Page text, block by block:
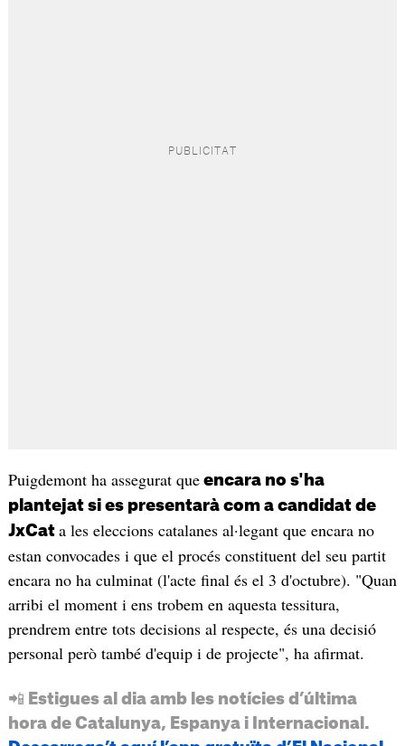
Puigdemont ha assegurat queencara no s'ha
plantejat si es presentarà com a candidat de
JxCat a les eleccions catalanes al·legant que encara no
estan convocades i que el procés constituent del seu partit
encara no ha culminat (l'acte final és el 3 d'octubre). "Quan
arribi el moment i ens trobem en aquesta tessitura,
prendrem entre tots decisions al respecte, és una decisió
personal però també d'equip i de projecte", ha afirmat.
📲 Estigues al dia amb les notícies d’última
hora de Catalunya, Espanya i Internacional.